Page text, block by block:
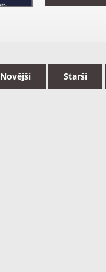
Novější Starší